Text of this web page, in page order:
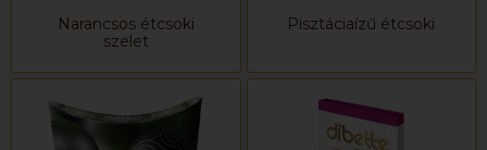
Narancsos étcsoki
szelet
Pisztáciaízű étcsoki